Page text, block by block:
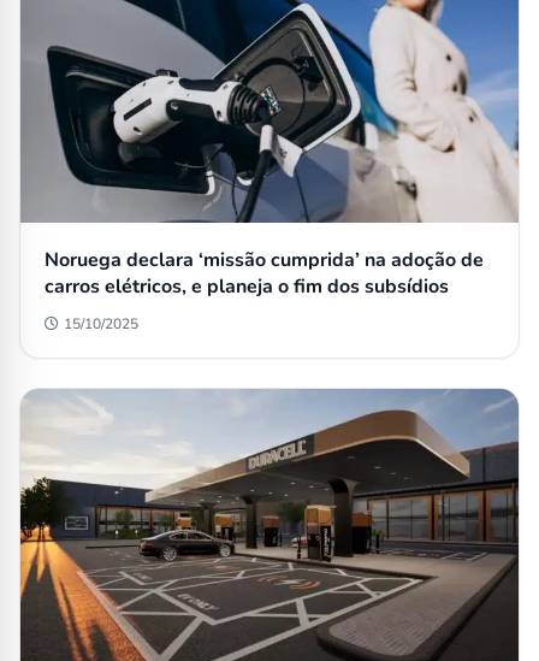
Noruega declara ‘missão cumprida’ na adoção de
carros elétricos, e planeja o fim dos subsídios
15/10/2025